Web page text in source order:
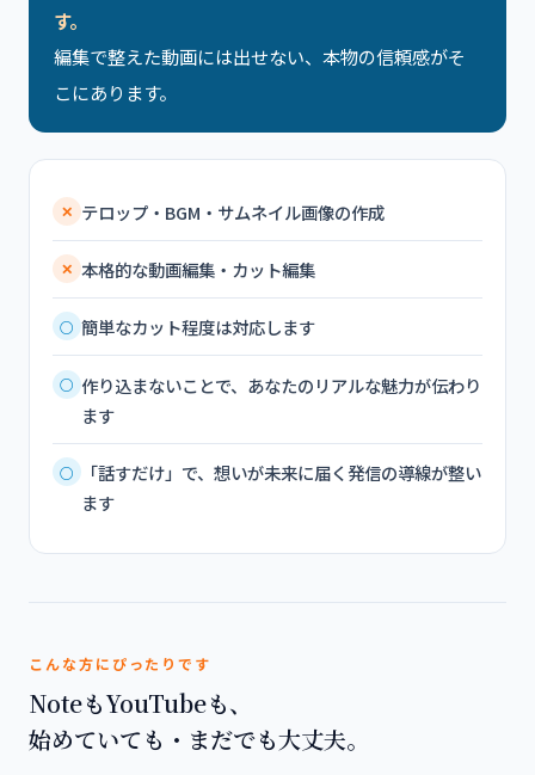
す。
編集で整えた動画には出せない、本物の信頼感がそ
こにあります。
✕ テロップ・BGM・サムネイル画像の作成
✕ 本格的な動画編集・カット編集
○ 簡単なカット程度は対応します
○ 作り込まないことで、あなたのリアルな魅力が伝わり
ます
○
「話すだけ」で、想いが未来に届く発信の導線が整い
ます
こんな方にぴったりです
NoteもYouTubeも、
始めていても・まだでも大丈夫。